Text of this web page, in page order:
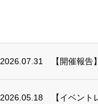
2026.07.31 【開催報
2026.05.18 【イベン